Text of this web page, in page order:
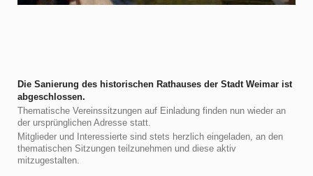
Die Sanierung des historischen Rathauses der Stadt Weimar ist
abgeschlossen.
Thematische Vereinssitzungen auf Einladung finden nun wieder an
der ursprünglichen Adresse statt.
Mitglieder und Interessierte sind stets herzlich eingeladen, an den
thematischen Sitzungen teilzunehmen und diese aktiv
mitzugestalten.